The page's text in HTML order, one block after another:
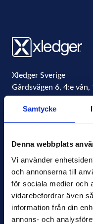
Samtycke
Denna webbplats
Vi använder
och annonserna till
för sociala medier och
vidarebefordrar även
information från din
annons- och
Xledger Sverige
Gårdsvägen 6, 4:e vån,
Sweden
info@xledger.se
Sekretesspolicy
Terms of Use
Press
Nyhetsbrev